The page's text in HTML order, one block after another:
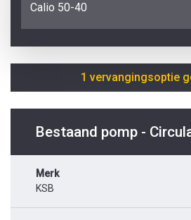
Calio 50-40
1 vervangingsoptie
Bestaand pomp -
Merk
KSB